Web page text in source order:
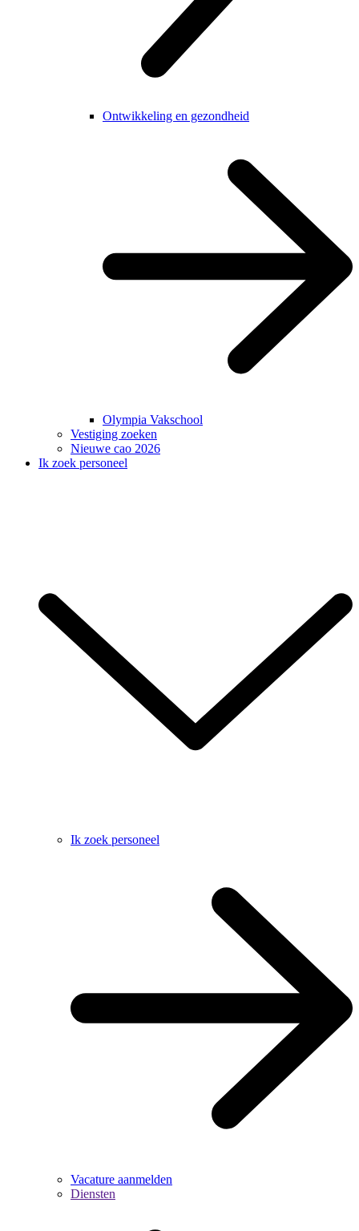
Ontwikkeling en gezondheid
Olympia Vakschool
Vestiging zoeken
Nieuwe cao 2026
Ik zoek personeel
Ik zoek personeel
Vacature aanmelden
Diensten